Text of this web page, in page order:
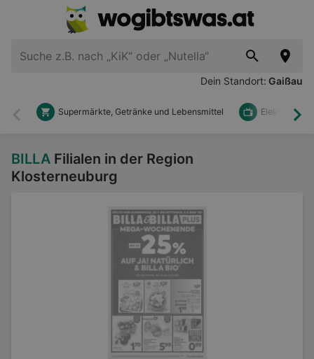
Dein Standort: Gaißau
Zurück
Supermärkte, Getränke und Lebensmittel Elektronik
BILLA Filialen in der Region
Klosterneuburg